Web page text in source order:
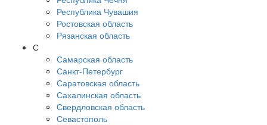
Республика Чувашия
Ростовская область
Рязанская область
С
Самарская область
Санкт-Петербург
Саратовская область
Сахалинская область
Свердловская область
Севастополь